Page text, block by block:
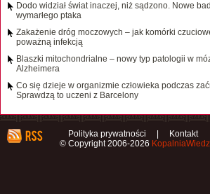
Dodo widział świat inaczej, niż sądzono. Nowe
wymarłego ptaka
Zakażenie dróg moczowych – jak komórki
poważną infekcją
Blaszki mitochondrialne – nowy typ patologii w
Alzheimera
Co się dzieje w organizmie człowieka podczas
Sprawdzą to uczeni z Barcelony
Polityka prywatności Kontakt
© Copyright 2006-2026